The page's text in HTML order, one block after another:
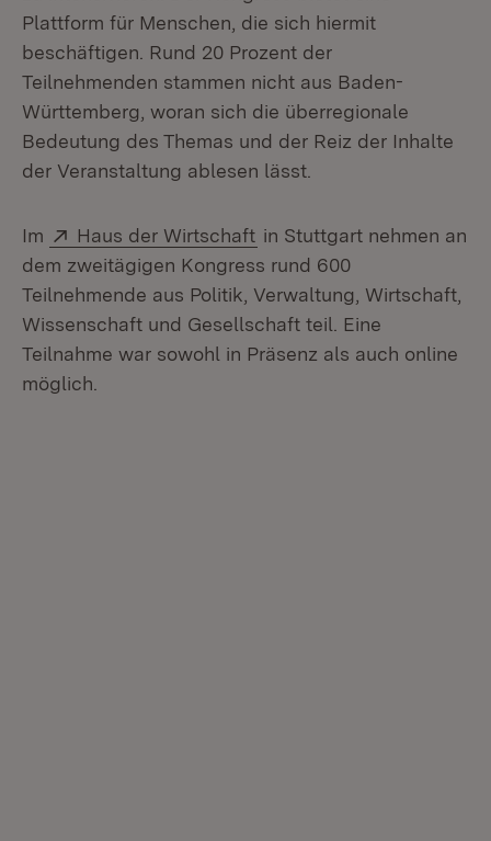
Plattform für Menschen, die sich hiermit
beschäftigen. Rund 20 Prozent der
Teilnehmenden stammen nicht aus Baden-
Württemberg, woran sich die überregionale
Bedeutung des Themas und der Reiz der Inhalte
der Veranstaltung ablesen lässt.
Im Extern:
Haus der Wirtschaft (Öffnet in neuem Fenster)
in Stuttgart nehmen an
dem zweitägigen Kongress rund 600
Teilnehmende aus Politik, Verwaltung, Wirtschaft,
Wissenschaft und Gesellschaft teil. Eine
Teilnahme war sowohl in Präsenz als auch online
möglich.